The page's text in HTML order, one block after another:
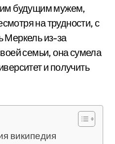
будущим мужем,
на трудности, с
Меркель из-за
семьи, она сумела
и получить
википедия